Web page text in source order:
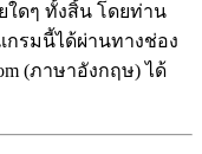
ใดๆ ทั้งสิ้น โดยท่าน
รมนี้ได้ผ่านทางช่อง
(ภาษาอังกฤษ)ได้